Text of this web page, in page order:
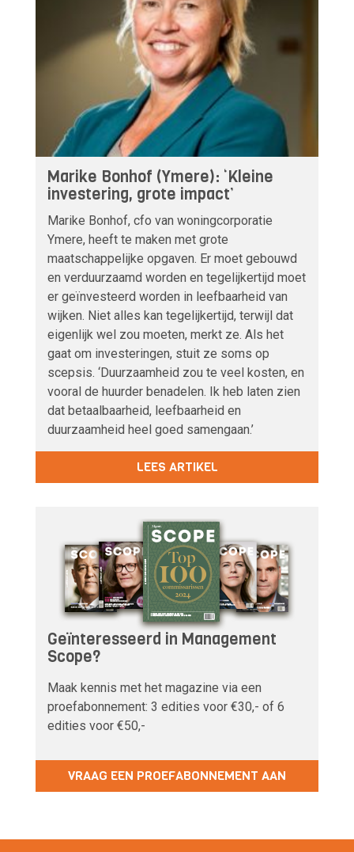
Marike Bonhof (Ymere): ‘Kleine
investering, grote impact’
Marike Bonhof, cfo van woningcorporatie
Ymere, heeft te maken met grote
maatschappelijke opgaven. Er moet gebouwd
en verduurzaamd worden en tegelijkertijd moet
er geïnvesteerd worden in leefbaarheid van
wijken. Niet alles kan tegelijkertijd, terwijl dat
eigenlijk wel zou moeten, merkt ze. Als het
gaat om investeringen, stuit ze soms op
scepsis. ‘Duurzaamheid zou te veel kosten, en
vooral de huurder benadelen. Ik heb laten zien
dat betaalbaarheid, leefbaarheid en
duurzaamheid heel goed samengaan.’
LEES ARTIKEL
Geïnteresseerd in Management
Scope?
Maak kennis met het magazine via een
proefabonnement: 3 edities voor €30,- of 6
edities voor €50,-
VRAAG EEN PROEFABONNEMENT AAN